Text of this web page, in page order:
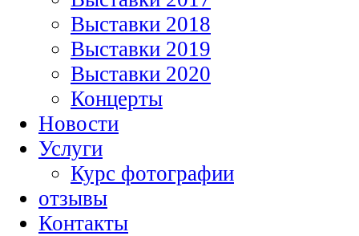
Выставки 2018
Выставки 2019
Выставки 2020
Концерты
Новости
Услуги
Курс фотографии
отзывы
Контакты